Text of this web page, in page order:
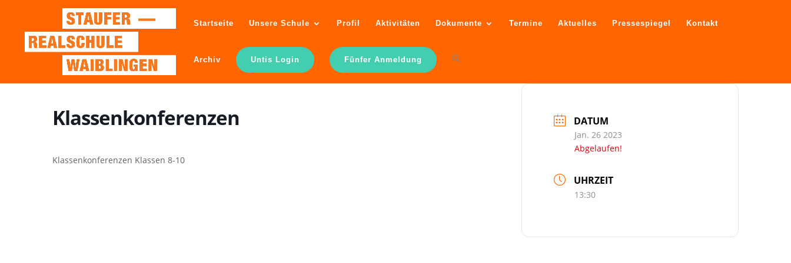
Startseite Unsere Schule Profil Aktivitäten Dokumente Termine Aktuelles Pressespiegel Kontakt
Archiv Untis Login Fünfer Anmeldung
Klassenkonferenzen
Klassenkonferenzen Klassen 8-10
DATUM
Jan. 26 2023
Abgelaufen!
UHRZEIT
13:30